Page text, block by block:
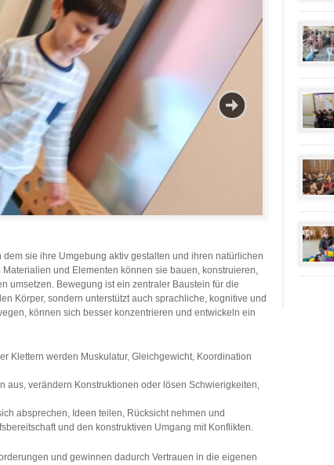
sie ihre Umgebung aktiv gestalten und ihren natürlichen
und Elementen können sie bauen, konstruieren,
umsetzen. Bewegung ist ein zentraler Baustein für die
Körper, sondern unterstützt auch sprachliche, kognitive und
können sich besser konzentrieren und entwickeln ein
Klettern werden Muskulatur, Gleichgewicht, Koordination
aus, verändern Konstruktionen oder lösen Schwierigkeiten,
absprechen, Ideen teilen, Rücksicht nehmen und
und den konstruktiven Umgang mit Konflikten.
und gewinnen dadurch Vertrauen in die eigenen